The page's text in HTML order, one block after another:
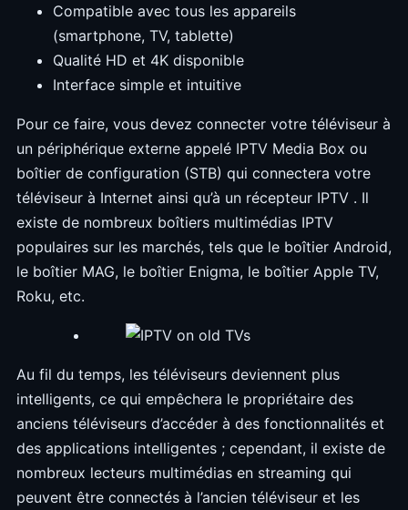
Compatible avec tous les appareils
(smartphone, TV, tablette)
Qualité HD et 4K disponible
Interface simple et intuitive
Pour ce faire, vous devez connecter votre téléviseur à
un périphérique externe appelé IPTV Media Box ou
boîtier de configuration (STB) qui connectera votre
téléviseur à Internet ainsi qu’à un récepteur IPTV . Il
existe de nombreux boîtiers multimédias IPTV
populaires sur les marchés, tels que le boîtier Android,
le boîtier MAG, le boîtier Enigma, le boîtier Apple TV,
Roku, etc.
Au fil du temps, les téléviseurs deviennent plus
intelligents, ce qui empêchera le propriétaire des
anciens téléviseurs d’accéder à des fonctionnalités et
des applications intelligentes ; cependant, il existe de
nombreux lecteurs multimédias en streaming qui
peuvent être connectés à l’ancien téléviseur et les